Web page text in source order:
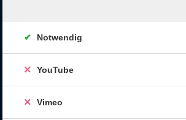
Notwendig
YouTube
Vimeo